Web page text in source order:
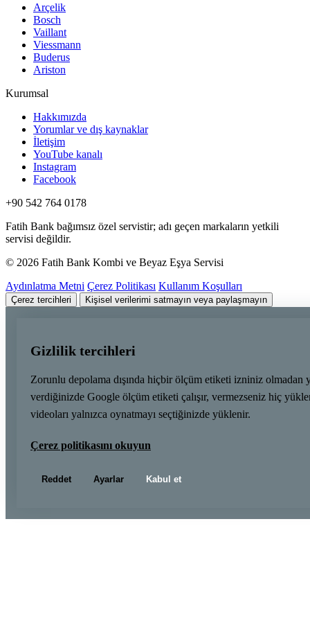
Arçelik
Bosch
Vaillant
Viessmann
Buderus
Ariston
Kurumsal
Hakkımızda
Yorumlar ve dış kaynaklar
İletişim
YouTube kanalı
Instagram
Facebook
+90 542 764 0178
Fatih Bank bağımsız özel servistir; adı geçen markaların yetkili
servisi değildir.
© 2026 Fatih Bank Kombi ve Beyaz Eşya Servisi
Aydınlatma Metni Çerez Politikası Kullanım Koşulları
Çerez tercihleri Kişisel verilerimi satmayın veya paylaşmayın
Gizlilik tercihleri
Zorunlu depolama dışında hiçbir ölçüm etiketi izniniz olmadan
verdiğinizde Google ölçüm etiketi çalışır, vermezseniz hiç
videoları yalnızca oynatmayı seçtiğinizde yüklenir.
Çerez politikasını okuyun
Reddet Ayarlar Kabul et